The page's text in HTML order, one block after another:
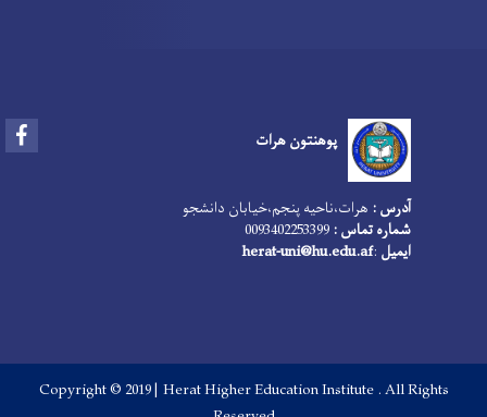
پوهنتون هرات
آدرس : هرات،‌ناحیه پنجم،‌خیابان دانشجو
شماره تماس :
ایمیل :
herat-uni@hu.edu.af
Copyright © 2019 | Herat Higher Education Institute . All Rights